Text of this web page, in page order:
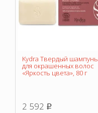
Kydra Твердый шампунь
для окрашенных волос
«Яркость цвета», 80 г
2 592 p